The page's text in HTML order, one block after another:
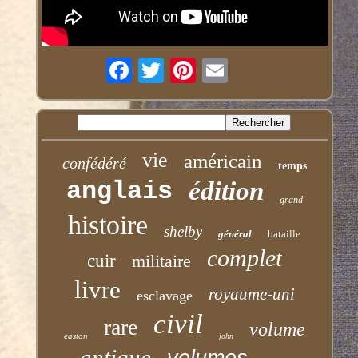
confédéré vie américain temps
anglais édition grand
histoire shelby général bataille
cuir militaire complet
livre esclavage royaume-uni
easton rare civil john volume